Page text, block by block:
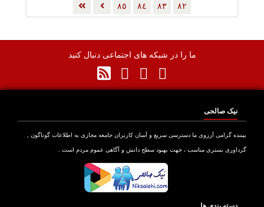
٨٢ ٨٣ ٨٤ ٨٥
ما را در شبکه های اجتماعی دنبال کنید
نیک صالحی
بیننده گرامی آرزوی ما دسترسی سریع و آسان کاربران جامعه مجازی به اطلاعات گوناگون ,
گرداوری بستری مناسب ، جهت بهبود سطح دانش و آگاهی عموم مردم است .